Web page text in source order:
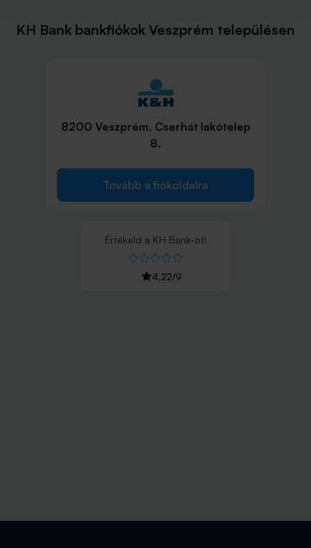
KH Bank bankfiókok Veszprém településen
8200 Veszprém, Cserhát lakótelep
8.
Tovább a fiókoldalra
Értékeld a KH Bank-ot!
4,22/9